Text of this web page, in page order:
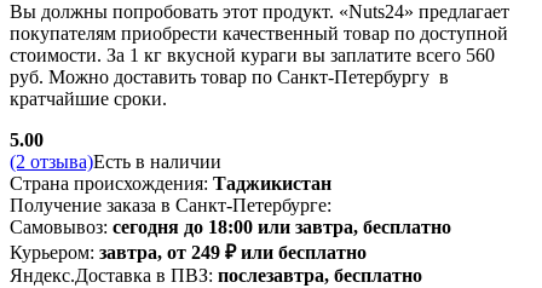
Вы должны попробовать этот продукт. «Nuts24» предлагает
покупателям приобрести качественный товар по доступной
стоимости. За 1 кг вкусной кураги вы заплатите всего 560
руб. Можно доставить товар по Санкт-Петербургу в
кратчайшие сроки.
5.00
(2 отзыва)Есть в наличии
Страна происхождения: Таджикистан
Получение заказа в Санкт-Петербурге:
Самовывоз: сегодня до 18:00 или завтра, бесплатно
Курьером: завтра, от 249 ₽ или бесплатно
Яндекс.Доставка в ПВЗ: послезавтра, бесплатно